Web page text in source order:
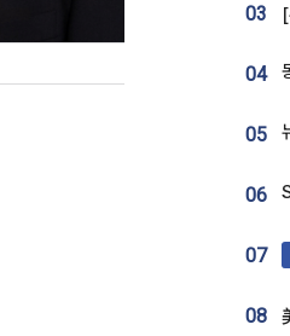
03
04
05
06
07
08